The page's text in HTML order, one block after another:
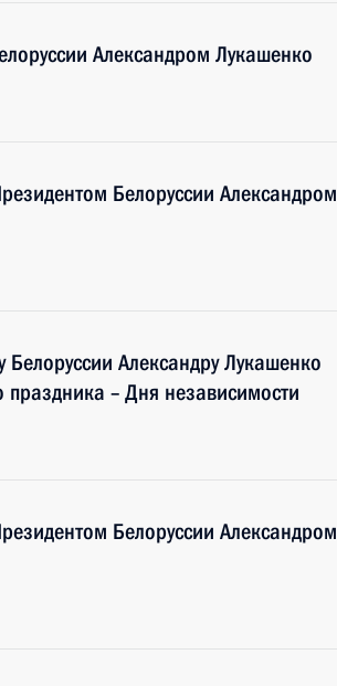
Александром Лукашенко
Белоруссии Александром
Белоруссии Александру Лукашенко
– Дня независимости
Белоруссии Александром